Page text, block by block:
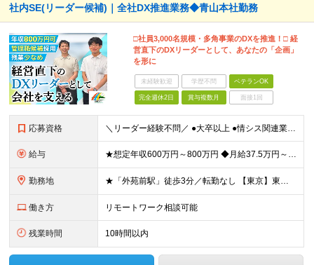
社内SE(リーダー候補)｜全社DX推進業務◆青山本社勤務
□社員3,000名規模・多角事業のDXを推進！□ 経
営直下のDXリーダーとして、あなたの「企画」
を形に
未経験歓迎 学歴不問 ベテランOK
完全週休2日 賞与複数月 面接1回
応募資格 ＼リーダー経験不問／ ●大卒以上 ●情シス関連業務の実務経験(2～3年を想定) ～こんな方に最適なポジションです～ ・大きな裁量、スケール感で企画を動かしたい方 ・アイデアや経験を活かして構想から関
給与 ★想定年収600万円～800万円 ◆月給37.5万円～50万円＋賞与年2回 ※経験・年齢・能力などを考慮の上、決定します。 ※残業代は管理職採用のためなし ※試用期間3ヶ月(期間中の待遇等に差異なし
勤務地 ★「外苑前駅」徒歩3分／転勤なし 【東京】東京都港区南青山2-12-14 ユニマット青山ビル ※(変更の範囲)上記を除く当社関連勤務地
働き方 リモートワーク相談可能
残業時間 10時間以内